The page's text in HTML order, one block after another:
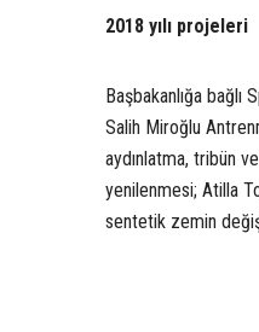
2018 yılı projeleri
Başbakanlığa
Salih Miroğlu
aydınlatma, tribün
yenilenmesi; Atilla
sentetik zemin